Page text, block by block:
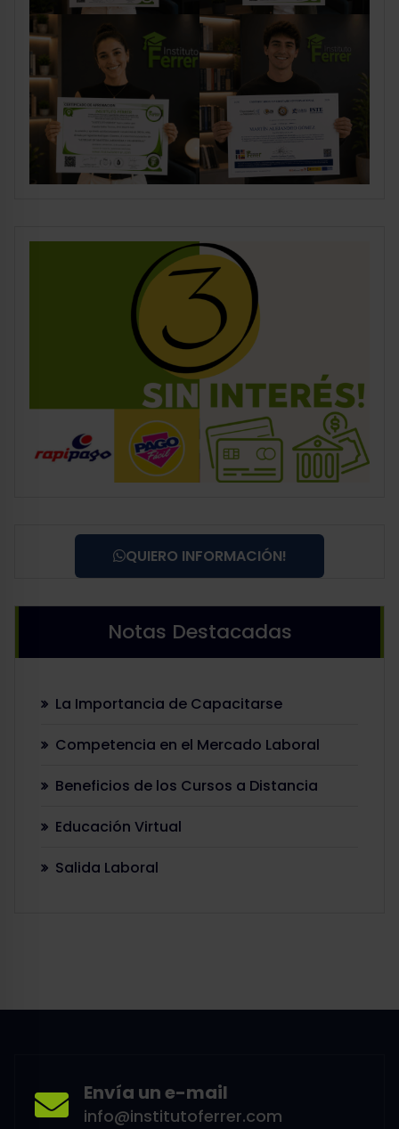
QUIERO INFORMACIÓN!
Notas Destacadas
La Importancia de Capacitarse
Competencia en el Mercado Laboral
Beneficios de los Cursos a Distancia
Educación Virtual
Salida Laboral
Envía un e-mail
info@institutoferrer.com